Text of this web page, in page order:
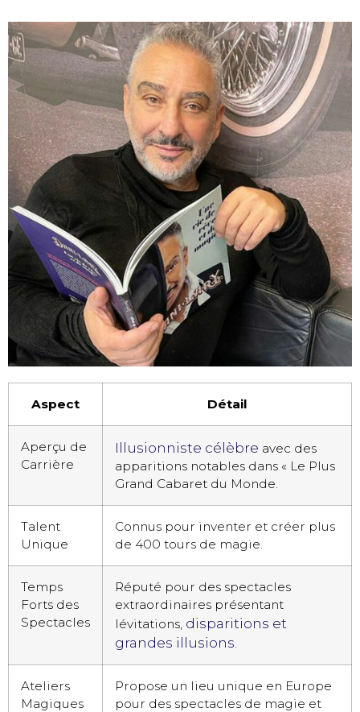
Aspect Détail
Aperçu de
Carrière
Illusionniste célèbre avec des
apparitions notables dans « Le Plus
Grand Cabaret du Monde.
Talent
Unique
Connus pour inventer et créer plus
de 400 tours de magie.
Temps
Forts des
Spectacles
Réputé pour des spectacles
extraordinaires présentant
lévitations, disparitions et
grandes illusions
Ateliers
Magiques
Propose un lieu unique en Europe
pour des spectacles de magie et